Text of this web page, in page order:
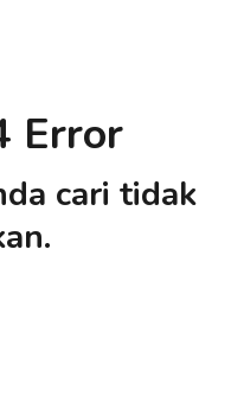
Error
cari tidak